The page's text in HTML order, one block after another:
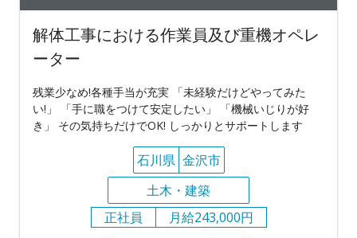
解体工事における作業員及び重機オペレ
ーター
残業少なめ!各種手当が充実 「未経験だけどやってみた
い!」 「手に職をつけて安定したい」 「機械いじりが好
き」 その気持ちだけでOK! しっかりとサポートします
石川県 金沢市
土木・建築
正社員
月給243,000円